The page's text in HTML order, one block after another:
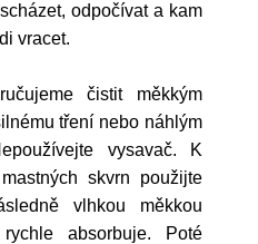
odpočívat a kam
vracet.
čistit měkkým
tření nebo náhlým
vysavač. K
skvrn použijte
vlhkou měkkou
absorbuje. Poté